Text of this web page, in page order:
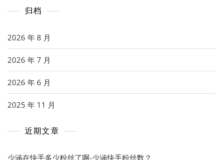
归档
2026 年 8 月
2026 年 7 月
2026 年 6 月
2025 年 11 月
近期文章
少涵在快手多少粉丝了啊-少涵快手粉丝数？